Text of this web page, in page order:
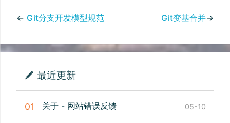
← Git分支开发模型规范 Git变基合并→
最近更新
01 关于 - 网站错误反馈 05-10